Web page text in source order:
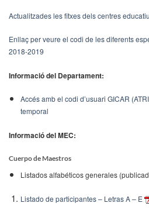
Actualitzades les fitxes dels centres
Enllaç per veure el codi de les diferents
2018-2019
Informació del Departament:
Accés amb el codi d’usuari GICAR
temporal
Informació del MEC:
Cuerpo de Maestros
Listados alfabéticos generales
Listado de participantes – Letras A – E